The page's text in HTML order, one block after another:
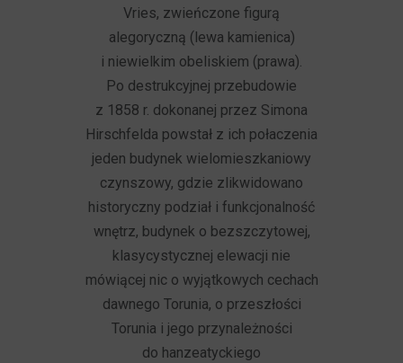
Vries, zwieńczone figurą
alegoryczną (lewa kamienica)
i niewielkim obeliskiem (prawa).
Po destrukcyjnej przebudowie
z 1858 r. dokonanej przez Simona
Hirschfelda powstał z ich połaczenia
jeden budynek wielomieszkaniowy
czynszowy, gdzie zlikwidowano
historyczny podział i funkcjonalność
wnętrz, budynek o bezszczytowej,
klasycystycznej elewacji nie
mówiącej nic o wyjątkowych cechach
dawnego Torunia, o przeszłości
Torunia i jego przynależności
do hanzeatyckiego